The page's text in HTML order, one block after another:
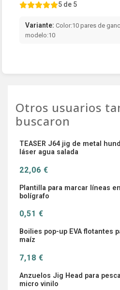
5 de 5
Variante: Color:10 pares de
modelo:10
Otros usuarios
buscaron
TEASER J64 jig de metal
láser agua salada
22,06 €
Plantilla para marcar líneas
bolígrafo
0,51 €
Boilies pop-up EVA flotantes
maíz
7,18 €
Anzuelos Jig Head para
micro vinilo